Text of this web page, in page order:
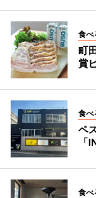
食べ
町
賞
食べ
ペ
「
食べ